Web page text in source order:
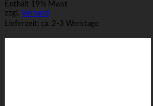
Enthält 19% Mwst
zzgl. Versand
Lieferzeit: ca. 2-3 Werktage